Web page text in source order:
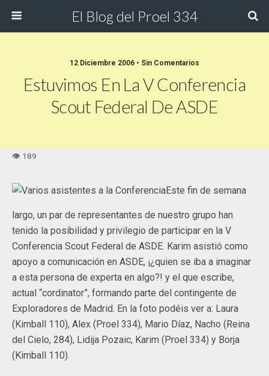
El Blog del Proel 334
12 Diciembre 2006 • Sin Comentarios
Estuvimos En La V Conferencia
Scout Federal De ASDE
Este fin de semana
largo, un par de representantes de nuestro grupo han
tenido la posibilidad y privilegio de participar en la V
Conferencia Scout Federal de ASDE. Karim asistió como
apoyo a comunicación en ASDE, ¡¿quien se iba a imaginar
a esta persona de experta en algo?! y el que escribe,
actual “cordinator”, formando parte del contingente de
Exploradores de Madrid. En la foto podéis ver a: Laura
(Kimball 110), Alex (Proel 334), Mario Díaz, Nacho (Reina
del Cielo, 284), Lidija Pozaic, Karim (Proel 334) y Borja
(Kimball 110).